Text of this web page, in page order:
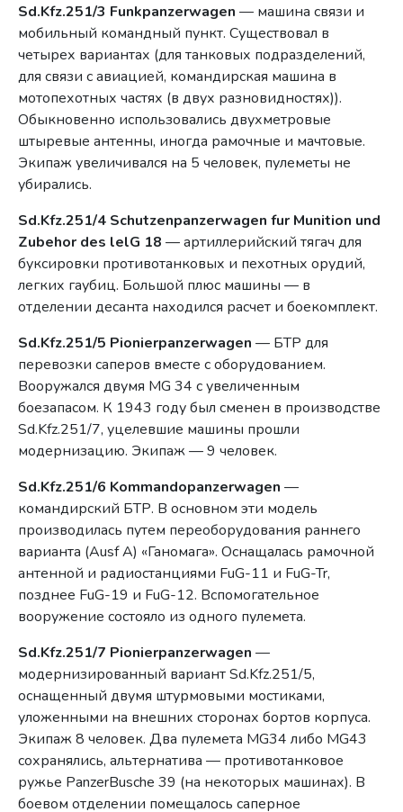
Sd.Kfz.251/3 Funkpanzerwagen — машина связи и
мобильный командный пункт. Существовал в
четырех вариантах (для танковых подразделений,
для связи с авиацией, командирская машина в
мотопехотных частях (в двух разновидностях)).
Обыкновенно использовались двухметровые
штыревые антенны, иногда рамочные и мачтовые.
Экипаж увеличивался на 5 человек, пулеметы не
убирались.
Sd.Kfz.251/4 Schutzenpanzerwagen fur Munition und
Zubehor des lelG 18 — артиллерийский тягач для
буксировки противотанковых и пехотных орудий,
легких гаубиц. Большой плюс машины — в
отделении десанта находился расчет и боекомплект.
Sd.Kfz.251/5 Pionierpanzerwagen — БТР для
перевозки саперов вместе с оборудованием.
Вооружался двумя MG 34 с увеличенным
боезапасом. К 1943 году был сменен в производстве
Sd.Kfz.251/7, уцелевшие машины прошли
модернизацию. Экипаж — 9 человек.
Sd.Kfz.251/6 Kommandopanzerwagen —
командирский БТР. В основном эти модель
производилась путем переоборудования раннего
варианта (Ausf A) «Ганомага». Оснащалась рамочной
антенной и радиостанциями FuG-11 и FuG-Tr,
позднее FuG-19 и FuG-12. Вспомогательное
вооружение состояло из одного пулемета.
Sd.Kfz.251/7 Pionierpanzerwagen —
модернизированный вариант Sd.Kfz.251/5,
оснащенный двумя штурмовыми мостиками,
уложенными на внешних сторонах бортов корпуса.
Экипаж 8 человек. Два пулемета MG34 либо MG43
сохранялись, альтернатива — противотанковое
ружье PanzerBusche 39 (на некоторых машинах). В
боевом отделении помещалось саперное